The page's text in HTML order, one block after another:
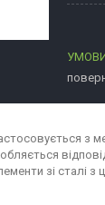
з
зі сталі з